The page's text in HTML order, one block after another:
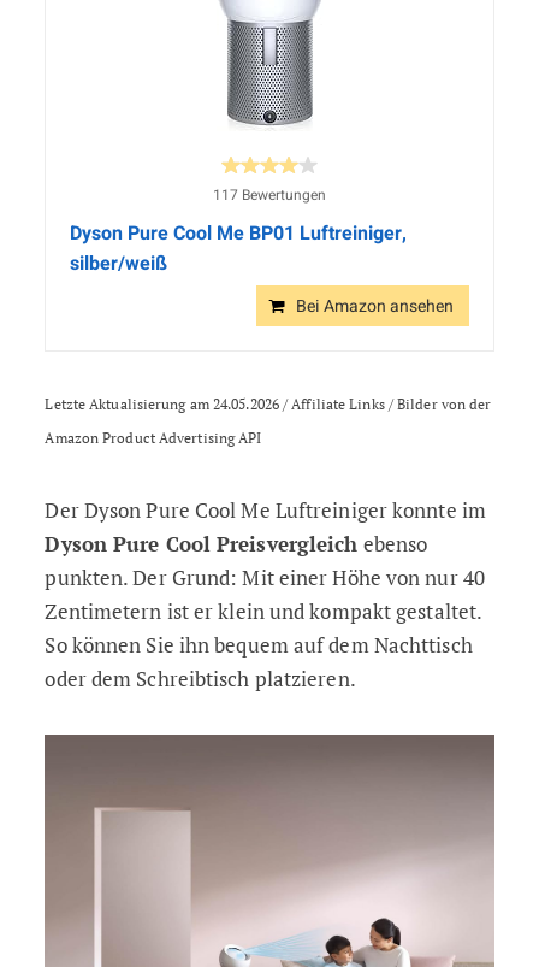
117 Bewertungen
Dyson Pure Cool Me BP01 Luftreiniger,
silber/weiß
Bei Amazon ansehen
Letzte Aktualisierung am 24.05.2026 / Affiliate Links / Bilder von der
Amazon Product Advertising API
Der Dyson Pure Cool Me Luftreiniger konnte im
Dyson Pure Cool Preisvergleich ebenso
punkten. Der Grund: Mit einer Höhe von nur 40
Zentimetern ist er klein und kompakt gestaltet.
So können Sie ihn bequem auf dem Nachttisch
oder dem Schreibtisch platzieren.